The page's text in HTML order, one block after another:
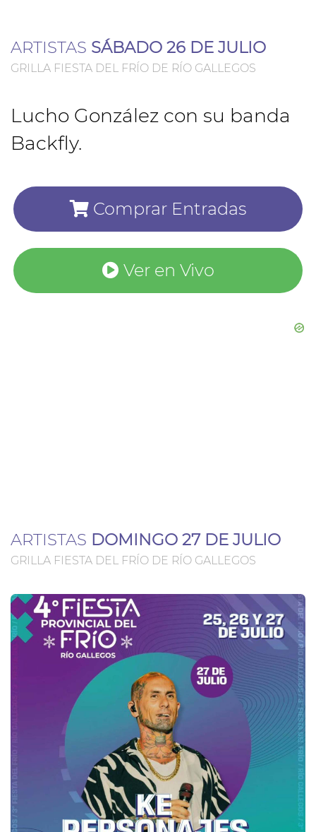
ARTISTAS SÁBADO 26 DE JULIO
GRILLA FIESTA DEL FRÍO DE RÍO GALLEGOS
Lucho González con su banda
Backfly.
Comprar Entradas
Ver en Vivo
ARTISTAS DOMINGO 27 DE JULIO
GRILLA FIESTA DEL FRÍO DE RÍO GALLEGOS